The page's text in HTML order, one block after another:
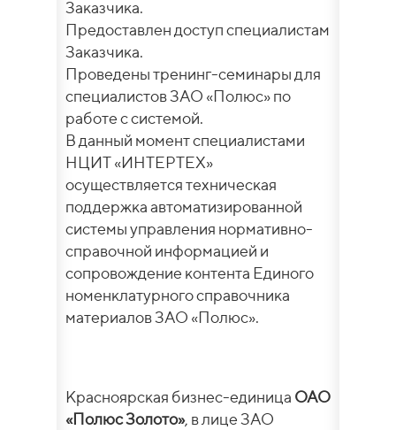
Заказчика.
Предоставлен доступ специалистам
Заказчика.
Проведены тренинг-семинары для
специалистов ЗАО «Полюс» по
работе с системой.
В данный момент специалистами
НЦИТ «ИНТЕРТЕХ»
осуществляется техническая
поддержка автоматизированной
системы управления нормативно-
справочной информацией и
сопровождение контента Единого
номенклатурного справочника
материалов ЗАО «Полюс».
Красноярская бизнес-единица ОАО
«Полюс Золото», в лице ЗАО